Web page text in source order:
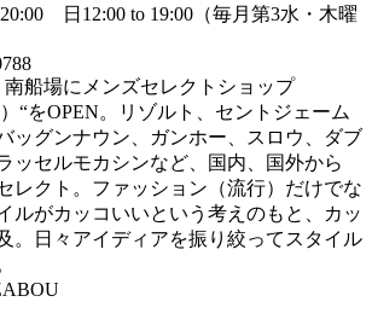
日12:00 to 19:00（毎月第3水・木曜
南船場にメンズセレクトショップ
“をOPEN。リゾルト、セントジェーム
ッグンナウン、ガンホー、スロウ、ダブ
ッセルモカシンなど、国内、国外から
レクト。ファッション（流行）だけでな
ルがカッコいいという考えのもと、カッ
。日々アイディアを振り絞ってスタイル